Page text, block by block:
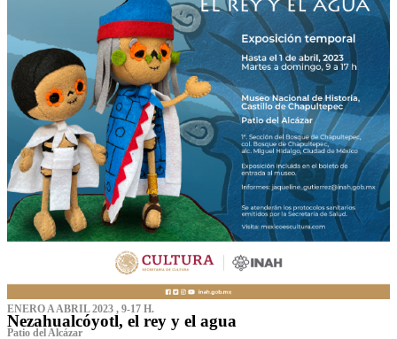
ENERO A ABRIL 2023 , 9-17 H.
Nezahualcóyotl, el rey y el agua
Patio del Alcázar